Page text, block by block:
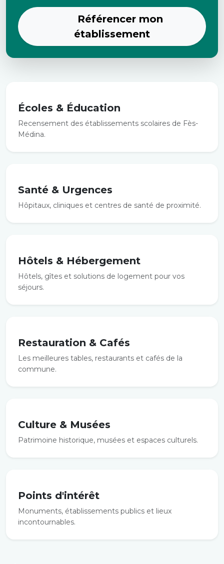
Référencer mon
établissement
Écoles & Éducation
Recensement des établissements scolaires de Fès-
Médina.
Santé & Urgences
Hôpitaux, cliniques et centres de santé de proximité.
Hôtels & Hébergement
Hôtels, gîtes et solutions de logement pour vos
séjours.
Restauration & Cafés
Les meilleures tables, restaurants et cafés de la
commune.
Culture & Musées
Patrimoine historique, musées et espaces culturels.
Points d'intérêt
Monuments, établissements publics et lieux
incontournables.